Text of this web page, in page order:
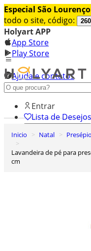
Especial São Lourenço
todo o site, código:
Holyart APP
App Store
Play Store
Ajuda e contatos
Conheça premium
Entrar
Lista de Desejos
Inicio Natal
Lavandeira de pé para presépio Fontanini com figuras altura média 30
cm